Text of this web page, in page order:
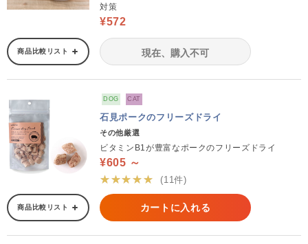
対策
¥572
商品比較リスト 現在、購入不可
DOG CAT
石見ポークのフリーズドライ
その他厳選
ビタミンB1が豊富なポークのフリーズドライ
¥605 ～
★★★★★
(11件)
商品比較リスト カートに入れる